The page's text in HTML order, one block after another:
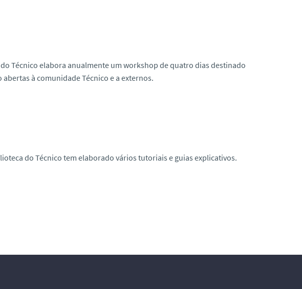
Técnico elabora anualmente um workshop de quatro dias destinado
à comunidade Técnico e a externos.
do Técnico tem elaborado vários tutoriais e guias explicativos.